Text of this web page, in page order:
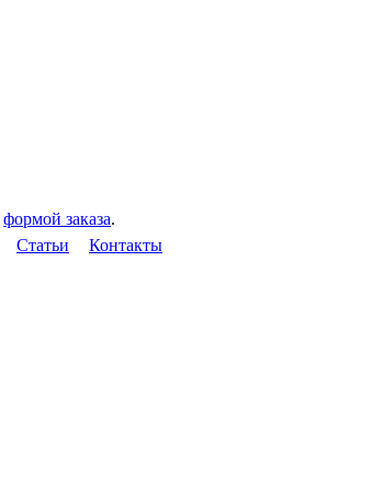
формой заказа.
Статьи
Контакты